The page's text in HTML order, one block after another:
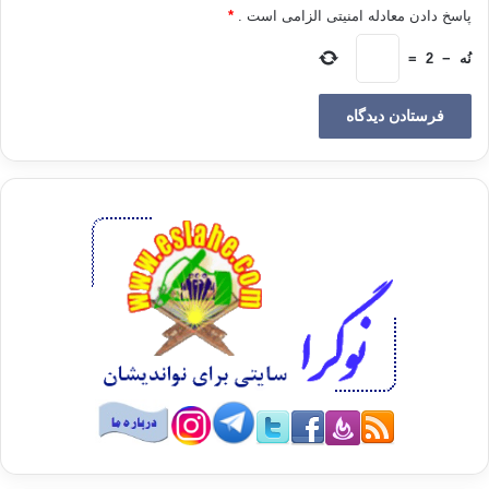
نوسانات قند خون
در طول روز جلوگيري كند و به اين ترتيب مانع از آسيب‌هاي ناشي از
خون گردد. مصرف چنين صبحانه‌اي موجب مي‌شود تا حداقل تا ده
ساعت قند خون در حد سالم
براساس شواهد تازه ای
که پزشکان در آمریکا کشف کرده اند، رمز سلامتی در خوردن
صبحانه نهفته است. این
پاسخ دادن معادله امنیتی الزامی است . *
نُه −
2
=